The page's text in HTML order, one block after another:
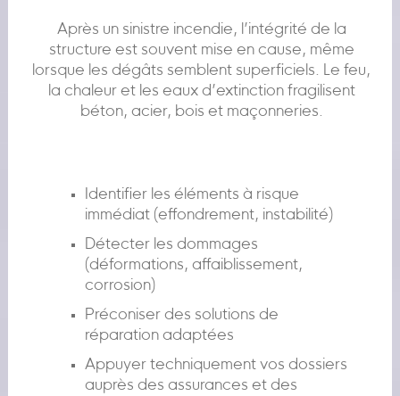
Après un sinistre incendie, l’intégrité de la
structure est souvent mise en cause, même
lorsque les dégâts semblent superficiels. Le feu,
la chaleur et les eaux d’extinction fragilisent
béton, acier, bois et maçonneries.
Identifier les éléments à risque
immédiat (effondrement, instabilité)
Détecter les dommages
(déformations, affaiblissement,
corrosion)
Préconiser des solutions de
réparation adaptées
Appuyer techniquement vos dossiers
auprès des assurances et des